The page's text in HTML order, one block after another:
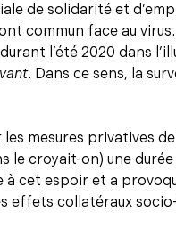
de solidarité et
commun face au virus.
l’été 2020 dans
. Dans ce sens, la
mesures privatives de
le croyait-on) une
à cet espoir et a
effets collatéraux